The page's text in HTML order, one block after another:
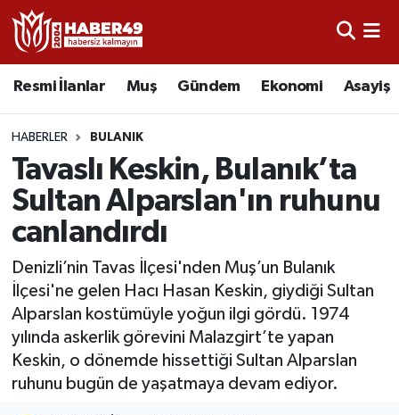
Resmi İlanlar Muş Gündem Ekonomi Asayiş
HABERLER BULANIK
Tavaslı Keskin, Bulanık’ta
Sultan Alparslan'ın ruhunu
canlandırdı
Denizli’nin Tavas İlçesi'nden Muş’un Bulanık
İlçesi'ne gelen Hacı Hasan Keskin, giydiği Sultan
Alparslan kostümüyle yoğun ilgi gördü. 1974
yılında askerlik görevini Malazgirt’te yapan
Keskin, o dönemde hissettiği Sultan Alparslan
ruhunu bugün de yaşatmaya devam ediyor.
Resmi İlanlar
Asayiş
Bölge
Eğitim
Sağlık
Gündem
Spor
Uşak Nöbetçi Eczaneler
Uşak Hava Durumu
Uşak Namaz Vakitleri
Uşak Trafik Yoğunluk Haritası
Tüm Manşetler
Son Dakika Haberleri
Haber Arşivi